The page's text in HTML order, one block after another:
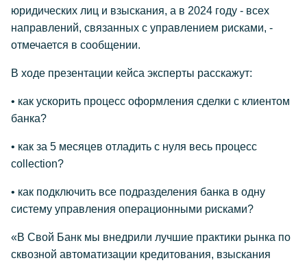
юридических лиц и взыскания, а в 2024 году - всех
направлений, связанных с управлением рисками, -
отмечается в сообщении.
В ходе презентации кейса эксперты расскажут:
• как ускорить процесс оформления сделки с клиентом
банка?
• как за 5 месяцев отладить с нуля весь процесс
collection?
• как подключить все подразделения банка в одну
систему управления операционными рисками?
«В Свой Банк мы внедрили лучшие практики рынка по
сквозной автоматизации кредитования, взыскания